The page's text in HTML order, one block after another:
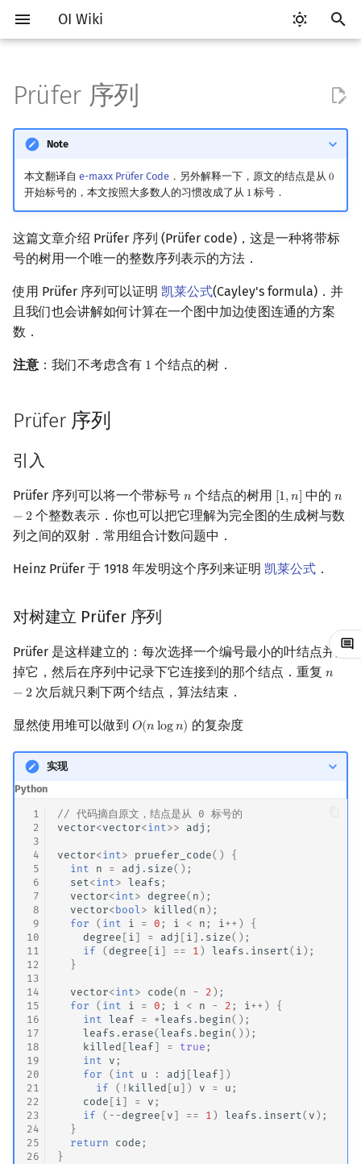
OI Wiki
Getting Started
关于本项目
如何参与
OI Wiki 不是什么
格式手册
数学符号表
致谢
比赛相关简介
赛事 ICPC/CCPC 赛事与赛制
题型
学习路线
学习资源
技巧
常见错误
常见技巧
工具软件简介
代码编辑工具
VS Code
Atom
Eclipse
Notepad++
Xcode
GUIDE
Code::Blocks
评测工具 Cena
CCR Plus
Lemon
命令行
命令行编译与调试
编译器
Testlib
Generator
Validator
Interactor
Checker
Polygon
OJ 工具
LaTeX 入门
语言基础简介
C++ 基础
变量
流程控制语句
高级数据类型
C++ 标准库 STL 算法
bitset
string
pair
C++ 进阶
值类别
重载运算符
引用
常量
C++ 与其他常用语言的区别
Pascal 转 C++ 急救
Java 进阶
算法基础简介
复杂度
枚举
模拟
递归 & 分治
贪心
冒泡排序
插入排序
计数排序
基数排序
希尔排序
锦标赛排序
排序应用
二分
倍增
构造
搜索部分简介
DFS（搜索）
BFS（搜索）
双向搜索
启发式搜索
A*
回溯法
Dancing Links
Alpha–Beta 剪枝
优化
动态规划部分简介
动态规划基础
记忆化搜索
背包 DP
区间 DP
DAG 上的 DP
数位 DP
插头 DP
计数 DP
动态 DP
DP 套 DP
DP 优化
单调队列/单调栈优化
斜率优化
四边形不等式优化
Slope Trick 优化
WQS 二分
其它 DP 方法
字符串部分简介
字符串基础
标准库
字符串匹配
字符串哈希
字典树 (Trie)
Z 函数（扩展 KMP）
AC 自动机
后缀数组 (SA)
最优原地后缀排序算法
后缀自动机 (SAM)
广义后缀自动机
后缀树
Manacher
序列自动机
最小表示法
Lyndon 分解
Main–Lorentz 算法
数学部分简介
布尔代数
数字系统 平衡三进制
格雷码
位操作
二进制集合操作
高精度计算
弧度制与坐标系
复数
数论
素数
最大公约数
欧拉函数
筛法
线性同余方程
中国剩余定理
卢卡斯定理
同余方程
离散对数
高次剩余 & 单位根
数论分块
狄利克雷卷积
杜教筛
Powerful Number 筛
Min_25 筛
多项式与生成函数
快速傅里叶变换
快速数论变换
快速沃尔什变换
Chirp Z 变换
多项式平移|连续点值平移
符号化方法
普通生成函数
指数生成函数
容斥原理
斐波那契数列
错位排列
卡特兰数
Eulerian Number
分拆数
图论计数
线性代数
内积和外积
初等变换
行列式
对角化
Jordan标准型
线性规划
抽象代数
环论
Schreier–Sims 算法
随机变量
随机变量的数字特征
概率不等式
博弈论
零和游戏
非公平组合游戏
数值算法
高斯消元
牛顿迭代法
序理论
杨氏矩阵
拟阵
Berlekamp–Massey 算法
数据结构部分简介
栈
队列
链表
哈希表
并查集
配对堆
左偏树
块状链表
树分块
Sqrt Tree
单调栈
单调队列
ST 表
树状数组
李超线段树
区间最值操作 & 区间历史
值
划分树
二叉搜索树 & 平衡树
Splay 树
WBLT
替罪羊树
笛卡尔树
AA 树
跳表
可持久化块状数组
可持久化平衡树
可持久化字典树
可持久化可并堆
树套树
线段树套平衡树
树状数组套权值线段树
分块套树状数组
K-D Tree
动态树
Euler Tour Tree
Top Tree
析合树
PQ 树
手指树
霍夫曼树
树基础
树的直径
树的中心
树的重心
最近公共祖先
树链剖分
树分治
动态树分治
AHU 算法
树哈希
最短路
差分约束
k 短路
同余最短路
最小生成树
最小树形图
最小直径生成树
强连通分量
双连通分量
割点和桥
圆方树
点/边连通度
网络流简介
最大流
最小割
费用流
上下界网络流
Stoer–Wagner 算法
图匹配
二分图最大匹配
二分图最大权匹配
一般图最大匹配
一般图最大权匹配
稳定匹配
Prüfer 序列
引入
对树建立 Prüfer 序列
Prüfer 序列的线性构造算法
正确性
实现
线性时间重建树
实现
Cayley 公式 (Cayley's
formula)
图连通方案数
习题
计算几何部分简介
二维计算几何基础
三维计算几何基础
距离
Pick 定理
三角剖分
旋转卡壳
半平面交
平面最近点对
随机增量法
计算几何杂项
杂项简介
离散化
双指针
离线算法
整体二分
莫队算法
分数规划
随机化
爬山算法
模拟退火
计算理论基础
字节顺序
约瑟夫问题
表达式求值
主元素问题
Garsia–Wachs 算法
15-puzzle
珂朵莉树/颜色段均摊
空间优化简介
RMQ
并查集应用
括号序列
线段树与离线询问
Prüfer 序列
Note
本文翻译自 e-maxx Prüfer Code．另外解释一下，原文的结点是从 0
0
开始标号的，本文按照大多数人的习惯改成了从 1
1标号．
这篇文章介绍 Prüfer 序列 (Prüfer code)，这是一种将带标
号的树用一个唯一的整数序列表示的方法．
使用 Prüfer 序列可以证明 凯莱公式(Cayley's formula)．并
且我们也会讲解如何计算在一个图中加边使图连通的方案
数．
注意 ：我们不考虑含有 1
1 个结点的树．
Prüfer 序列
引入
Prüfer 序列可以将一个带标号 𝑛
n 个结点的树用 [1,𝑛]
1,n] 中的𝑛
−2
n
个整数表示．你也可以把它理解为完全图的生成树与数
列之间的双射．常用组合计数问题中．
Heinz Prüfer 于 1918 年发明这个序列来证明 凯莱公式 ．
对树建立 Prüfer 序列
Prüfer 是这样建立的：每次选择一个编号最小的叶结点并删
掉它，然后在序列中记录下它连接到的那个结点．重复 𝑛
−2
n
次后就只剩下两个结点，算法结束．
显然使用堆可以做到 𝑂(𝑛log𝑛)
O(nlogn) 的复杂度
实现
Python
1
2
3
4
5
6
7
8
9
10
11
12
13
14
15
16
17
18
19
20
21
22
23
24
25
26
// 代码摘自原文，结点是从 0 标号的
vector<vector<int>> adj ;
vector<int> pruefer_code()
{
int
n = adj . size();
set<int> leafs ;
vector<int> degree( n );
vector<bool> killed( n );
for
( int i = 0 ; i < n ; i++ )
{
degree [ i ] = adj [ i ]. size();
if
( degree [ i ] == 1 ) leafs . insert( i );
}
vector<int> code( n - 2 );
for
( int i = 0 ; i < n - 2 ; i++ )
{
int
leaf = *leafs . begin();
leafs . erase(leafs . begin());
killed [leaf ] = true ;
int
v ;
for
( int u : adj [leaf ])
if
( ! killed [ u ]) v = u ;
code [ i ] = v ;
if
( -- degree [ v ] == 1 ) leafs . insert( v );
}
return
code ;
}